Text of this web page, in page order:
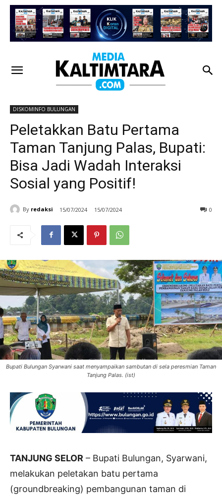
DISKOMINFO BULUNGAN
Peletakkan Batu Pertama
Taman Tanjung Palas, Bupati:
Bisa Jadi Wadah Interaksi
Sosial yang Positif!
By redaksi 15/07/2024 15/07/2024 0
Bupati Bulungan Syarwani saat menyampaikan sambutan di sela peresmian Taman
Tanjung Palas. (ist)
TANJUNG SELOR – Bupati Bulungan, Syarwani,
melakukan peletakan batu pertama
(groundbreaking) pembangunan taman di